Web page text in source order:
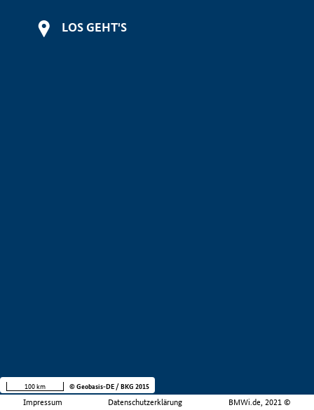
LOS GEHT'S
Impressum Datenschutzerklärung BMWi.de, 2021 ©
100 km © Geobasis-DE / BKG 2015